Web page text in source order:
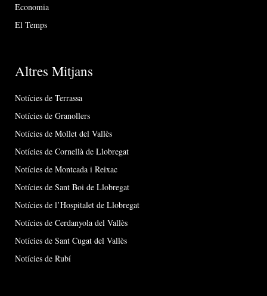
Economia
El Temps
Altres Mitjans
Notícies de Terrassa
Notícies de Granollers
Notícies de Mollet del Vallès
Notícies de Cornellà de Llobregat
Notícies de Montcada i Reixac
Notícies de Sant Boi de Llobregat
Notícies de l’Hospitalet de Llobregat
Notícies de Cerdanyola del Vallès
Notícies de Sant Cugat del Vallès
Notícies de Rubí